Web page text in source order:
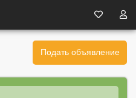
Подать объявление